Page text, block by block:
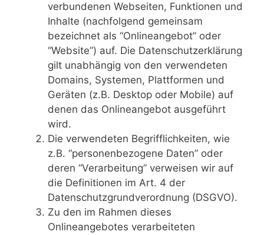
verbundenen Webseiten, Funktionen und
Inhalte (nachfolgend gemeinsam
bezeichnet als “Onlineangebot” oder
“Website”) auf. Die Datenschutzerklärung
gilt unabhängig von den verwendeten
Domains, Systemen, Plattformen und
Geräten (z.B. Desktop oder Mobile) auf
denen das Onlineangebot ausgeführt
wird.
Die verwendeten Begrifflichkeiten, wie
z.B. “personenbezogene Daten” oder
deren “Verarbeitung” verweisen wir auf
die Definitionen im Art. 4 der
Datenschutzgrundverordnung (DSGVO).
Zu den im Rahmen dieses
Onlineangebotes verarbeiteten